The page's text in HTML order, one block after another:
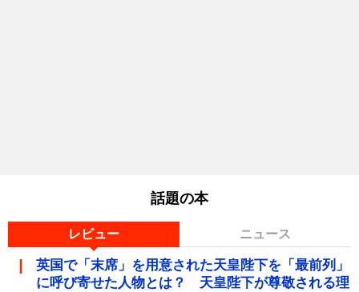
話題の本
レビュー ニュース
英国で「末席」を用意された天皇陛下を「最前列」
に呼び寄せた人物とは？ 天皇陛下が尊敬される理